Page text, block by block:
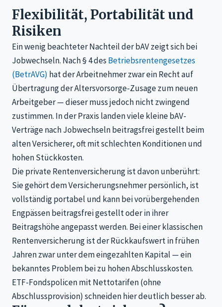
Flexibilität, Portabilität und
Risiken
Ein wenig beachteter Nachteil der bAV zeigt sich bei
Jobwechseln. Nach § 4 des Betriebsrentengesetzes
(BetrAVG) hat der Arbeitnehmer zwar ein Recht auf
Übertragung der Altersvorsorge-Zusage zum neuen
Arbeitgeber — dieser muss jedoch nicht zwingend
zustimmen. In der Praxis landen viele kleine bAV-
Verträge nach Jobwechseln beitragsfrei gestellt beim
alten Versicherer, oft mit schlechten Konditionen und
hohen Stückkosten.
Die private Rentenversicherung ist davon unberührt:
Sie gehört dem Versicherungsnehmer persönlich, ist
vollständig portabel und kann bei vorübergehenden
Engpässen beitragsfrei gestellt oder in ihrer
Beitragshöhe angepasst werden. Bei einer klassischen
Rentenversicherung ist der Rückkaufswert in frühen
Jahren zwar unter dem eingezahlten Kapital — ein
bekanntes Problem bei zu hohen Abschlusskosten.
ETF-Fondspolicen mit Nettotarifen (ohne
Abschlussprovision) schneiden hier deutlich besser ab.